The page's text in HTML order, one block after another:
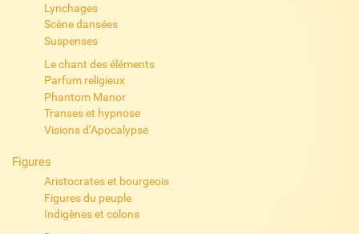
Lynchages
Scène dansées
Suspenses
Le chant des éléments
Parfum religieux
Phantom Manor
Transes et hypnose
Visions d’Apocalypse
Figures
Aristocrates et bourgeois
Figures du peuple
Indigènes et colons